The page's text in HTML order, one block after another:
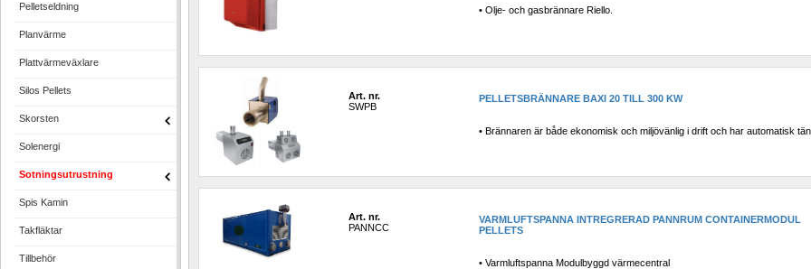
Pelletseldning
Planvärme
Plattvärmeväxlare
Silos Pellets
Skorsten
Solenergi
Sotningsutrustning
Spis Kamin
Takfläktar
Tillbehör
• Olje- och gasbrännare Riello.
Art. nr.
SWPB
PELLETSBRÄNNARE BAXI 20 TILL 300 KW
• Brännaren är både ekonomisk och miljövänlig i drift och har automatisk
Art. nr.
PANNCC
VARMLUFTSPANNA INTREGRERAD PANNRUM CONTAINERMODUL
PELLETS
• Varmluftspanna Modulbyggd värmecentral